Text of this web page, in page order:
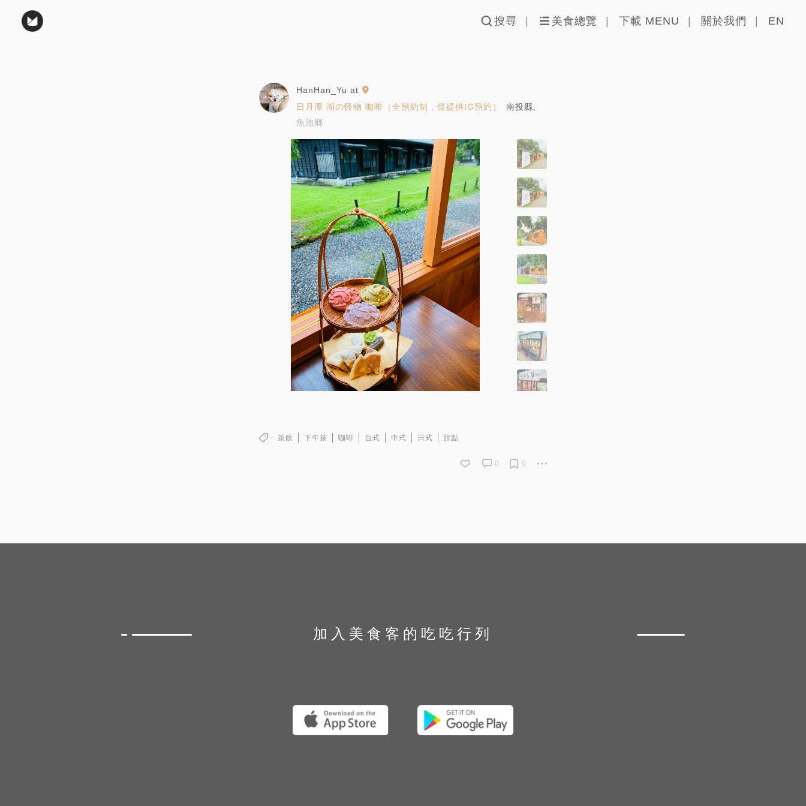
搜尋 美食總覽 下載 MENU 關於我們 EN
HanHan_Yu at
日月潭 湖の怪物 咖啡（全預約制，僅提供IG預約）
南投縣
魚池鄉
茶飲 下午茶 咖啡 台式 中式 日式 甜點
0 0
加入美食客的吃吃行列